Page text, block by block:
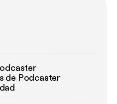
de Podcaster